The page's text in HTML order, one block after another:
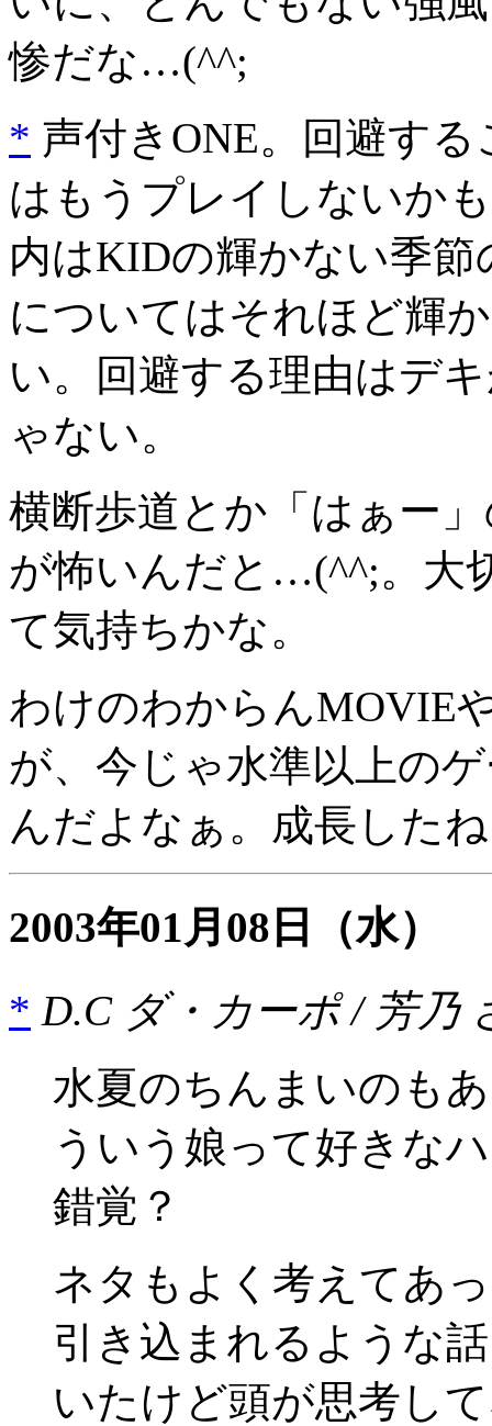
惨だな…(^^;
* 声付きONE。回避す
はもうプレイしないか
内はKIDの輝かない季
についてはそれほど輝
い。回避する理由はデ
ゃない。
横断歩道とか「はぁー
が怖いんだと…(^^;。大
て気持ちかな。
わけのわからんMOVIE
が、今じゃ水準以上の
んだよなぁ。成長した
2003年01月08日
（水）
* D.C ダ・カーポ / 芳乃
水夏のちんまいのも
ういう娘って好きな
錯覚？
ネタもよく考えてあ
引き込まれるような
いたけど頭が思考し